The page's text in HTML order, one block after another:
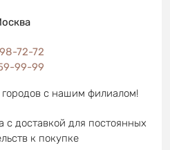
72-72
99-99
с нашим филиалом!
с доставкой для постоянных
к покупке